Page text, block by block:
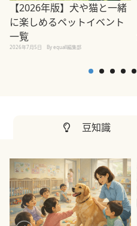
【2026年版】犬や猫と一緒
に楽しめるペットイベント
一覧
2026年7月5日 By equall編集部
豆知識